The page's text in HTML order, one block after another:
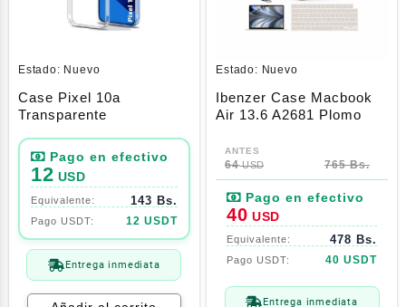
Estado: Nuevo
Case Pixel 10a
Transparente
12 USD
143 Bs.
12 USDT
Entrega inmediata
Estado: Nuevo
Ibenzer Case Macbook
Air 13.6 A2681 Plomo
64USD 765 Bs.
El
precio
original
era:
64$.
40 USD
478 Bs.
40 USDT
El
precio
actual
es:
40$.
Entrega inmediata